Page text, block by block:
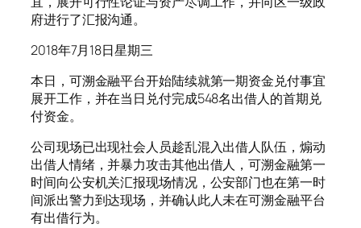
府进行了汇报沟通。
2018年7月18日星期三
本日，可溯金融平台开始陆续就第一期资金兑付事宜
展开工作，并在当日兑付完成548名出借人的首期兑
付资金。
公司现场已出现社会人员趁乱混入出借人队伍，煽动
出借人情绪，并暴力攻击其他出借人，可溯金融第一
时间向公安机关汇报现场情况，公安部门也在第一时
间派出警力到达现场，并确认此人未在可溯金融平台
有出借行为。